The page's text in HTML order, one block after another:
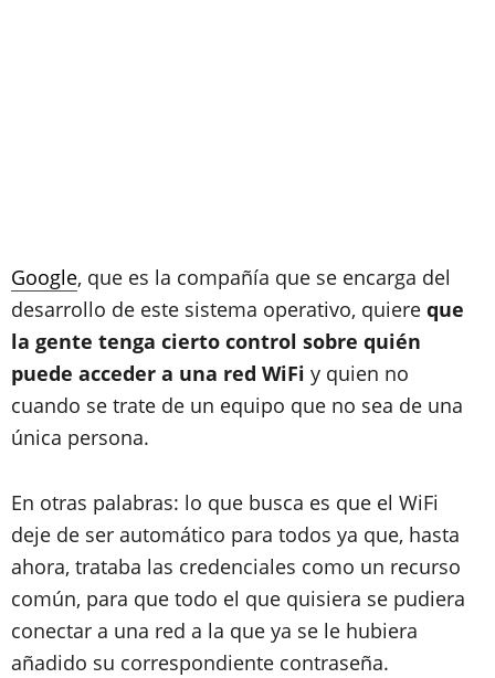
Google, que es la compañía que se encarga del
desarrollo de este sistema operativo, quiere que
la gente tenga cierto control sobre quién
puede acceder a una red WiFi y quien no
cuando se trate de un equipo que no sea de una
única persona.
En otras palabras: lo que busca es que el WiFi
deje de ser automático para todos ya que, hasta
ahora, trataba las credenciales como un recurso
común, para que todo el que quisiera se pudiera
conectar a una red a la que ya se le hubiera
añadido su correspondiente contraseña.